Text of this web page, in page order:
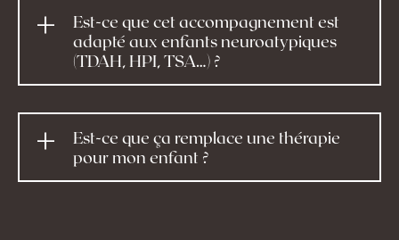
Est-ce que cet accompagnement est
adapté aux enfants neuroatypiques
(TDAH, HPI, TSA…) ?
Est-ce que ça remplace une thérapie
pour mon enfant ?